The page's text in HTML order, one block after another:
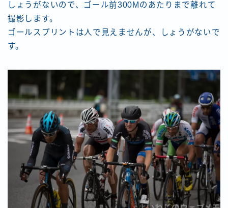
しょうがないので、ゴール前300Mのあたりまで離れて
撮影します。
ゴールスプリントは人で見えませんが、しょうがないで
す。